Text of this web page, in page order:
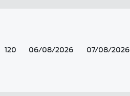
120 06/08/2026 07/08/2026